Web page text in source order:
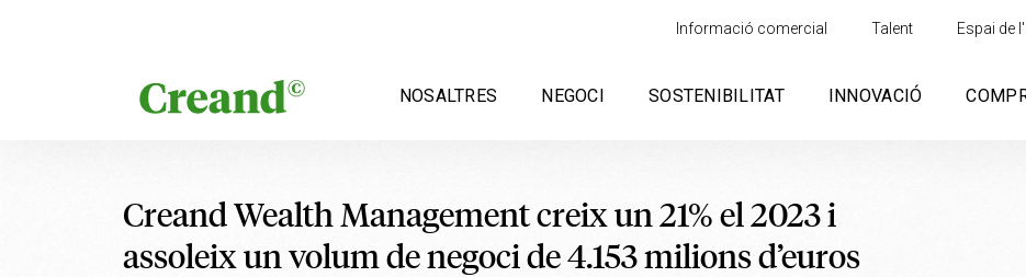
Informació comercial Talent Espai de
NOSALTRES NEGOCI SOSTENIBILITAT INNOVACIÓ
Creand Wealth Management creix un 21% el 2023 i
assoleix un volum de negoci de 4.153 milions d’euros